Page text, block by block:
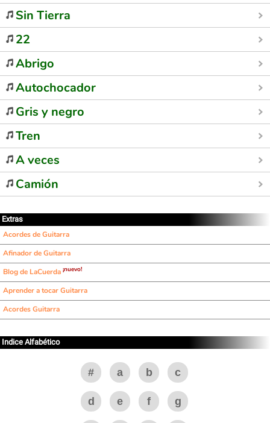
Sin Tierra
22
Abrigo
Autochocador
Gris y negro
Tren
A veces
Camión
Extras
Acordes de Guitarra
Afinador de Guitarra
Blog de LaCuerda ¡nuevo!
Aprender a tocar Guitarra
Acordes Guitarra
Indice Alfabético
# a b c
d e f g